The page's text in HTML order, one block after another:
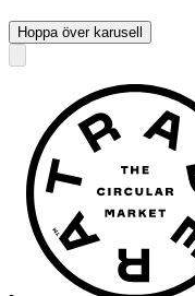
Hoppa över karusell